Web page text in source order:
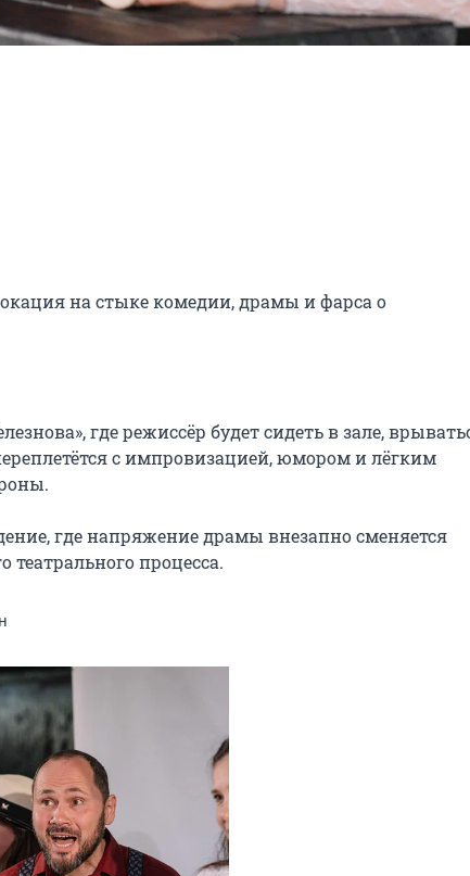
на стыке комедии, драмы и фарса о
где режиссёр будет сидеть в зале,
с импровизацией, юмором и лёгким
где напряжение драмы внезапно сменяется
театрального процесса.